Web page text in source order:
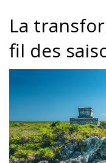
La
fil des